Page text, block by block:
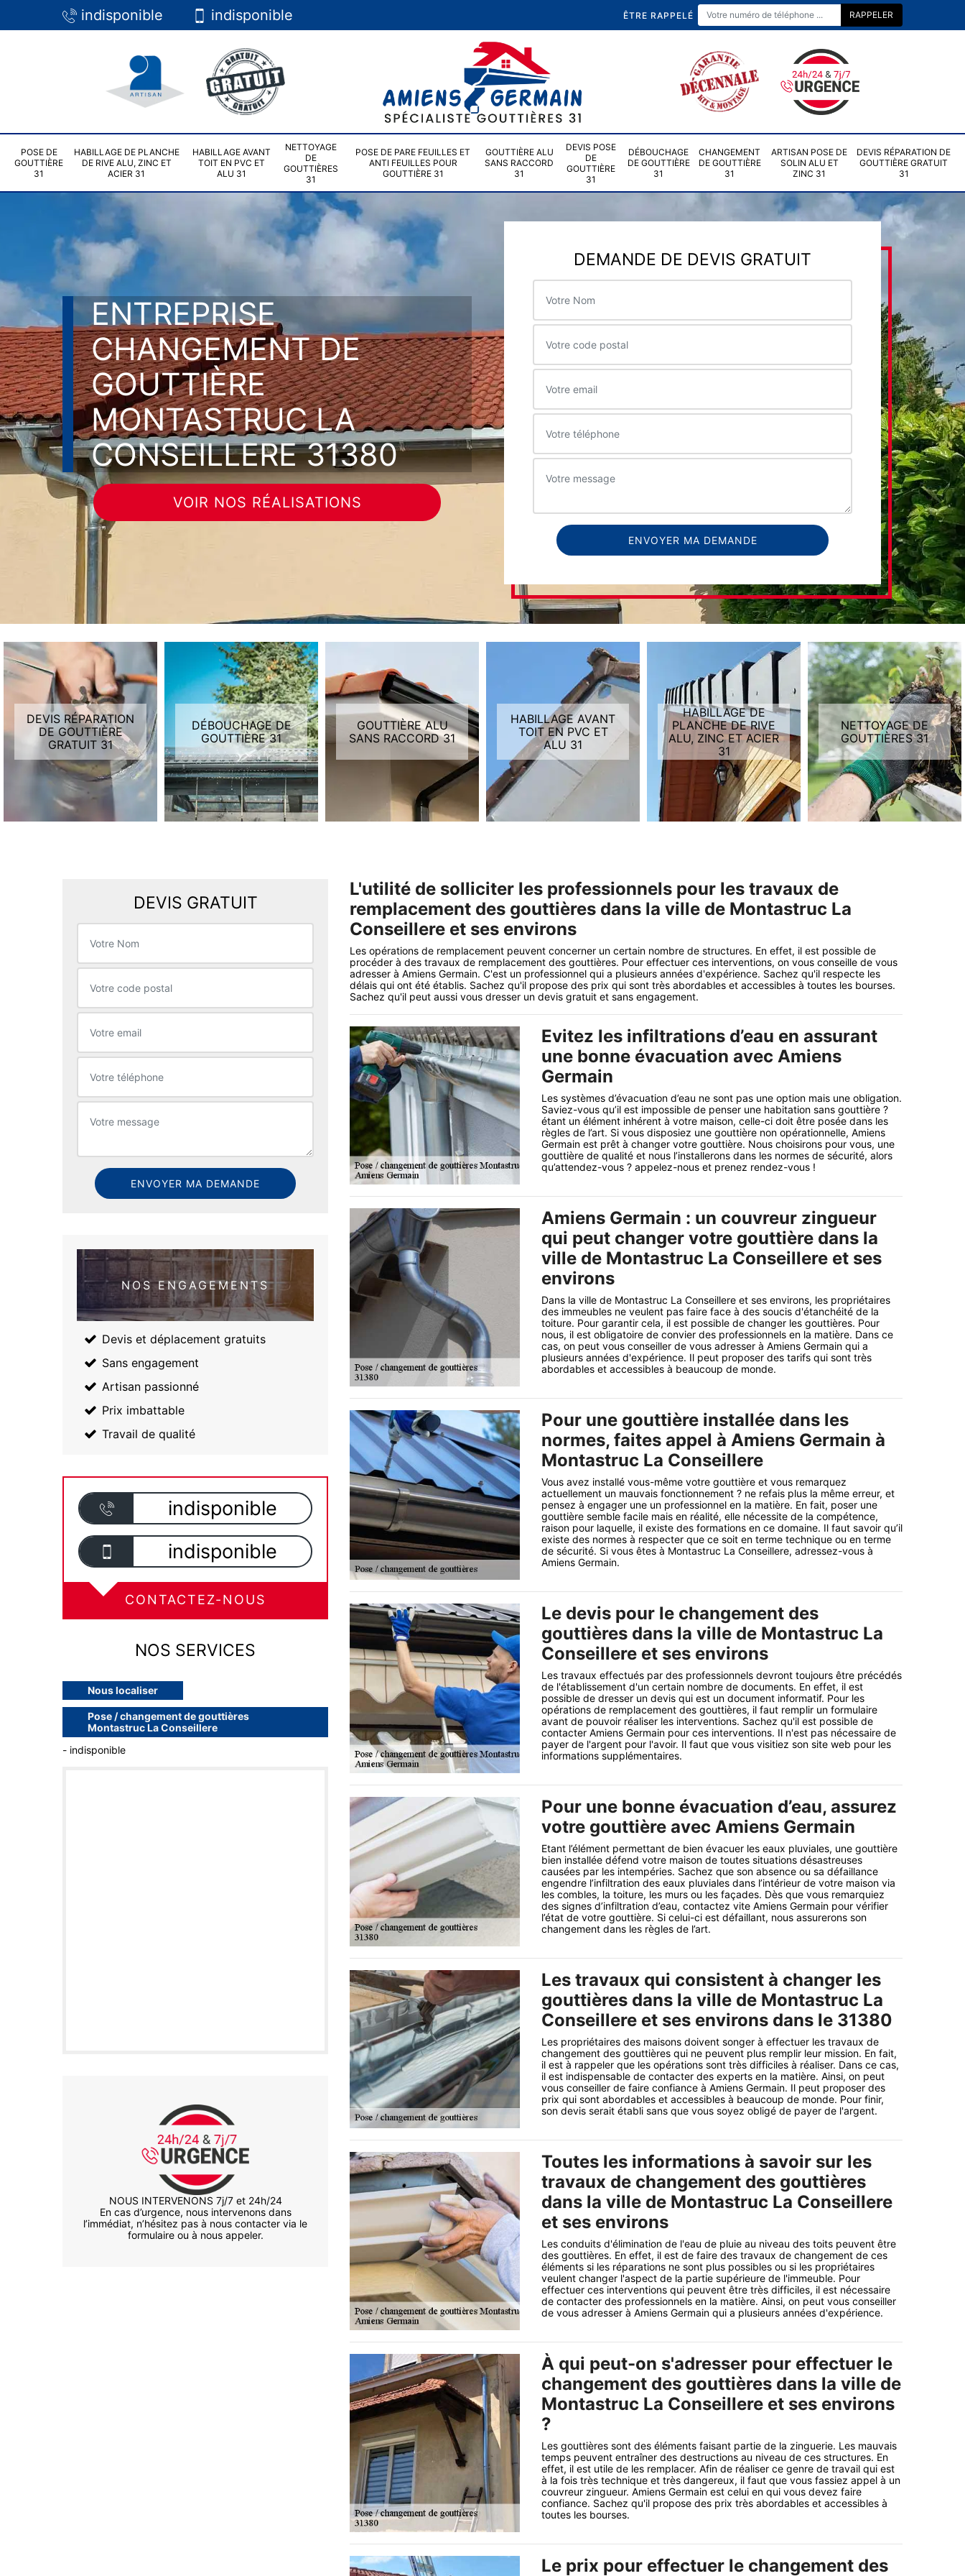
indisponible indisponible ÊTRE RAPPELÉ
POSE DE
GOUTTIÈRE
31
HABILLAGE DE PLANCHE
DE RIVE ALU, ZINC ET
ACIER 31
HABILLAGE AVANT
TOIT EN PVC ET
ALU 31
NETTOYAGE
DE
GOUTTIÈRES
31
POSE DE PARE FEUILLES ET
ANTI FEUILLES POUR
GOUTTIÈRE 31
GOUTTIÈRE ALU
SANS RACCORD
31
DEVIS POSE
DE
GOUTTIÈRE
31
DÉBOUCHAGE
DE GOUTTIÈRE
31
CHANGEMENT
DE GOUTTIÈRE
31
ARTISAN POSE DE
SOLIN ALU ET
ZINC 31
DEVIS RÉPARATION DE
GOUTTIÈRE GRATUIT
31
ENTREPRISE
CHANGEMENT DE
GOUTTIÈRE
MONTASTRUC LA
CONSEILLERE 31380
VOIR NOS RÉALISATIONS
DEMANDE DE DEVIS GRATUIT
DEVIS RÉPARATION
DE GOUTTIÈRE
GRATUIT 31
DÉBOUCHAGE DE
GOUTTIÈRE 31
GOUTTIÈRE ALU
SANS RACCORD 31
HABILLAGE AVANT
TOIT EN PVC ET
ALU 31
HABILLAGE DE
PLANCHE DE RIVE
ALU, ZINC ET ACIER
31
NETTOYAGE DE
GOUTTIÈRES 31
DEVIS GRATUIT
NOS ENGAGEMENTS
Devis et déplacement gratuits
Sans engagement
Artisan passionné
Prix imbattable
Travail de qualité
indisponible
indisponible
CONTACTEZ-NOUS
NOS SERVICES
Nous localiser
Pose / changement de gouttières
Montastruc La Conseillere
- indisponible
NOUS INTERVENONS 7j/7 et 24h/24
En cas d’urgence, nous intervenons dans
l’immédiat, n’hésitez pas à nous contacter via le
formulaire ou à nous appeler.
L'utilité de solliciter les professionnels pour les travaux de
remplacement des gouttières dans la ville de Montastruc La
Conseillere et ses environs
Les opérations de remplacement peuvent concerner un certain nombre de structures. En effet, il est possible de
procéder à des travaux de remplacement des gouttières. Pour effectuer ces interventions, on vous conseille de vous
adresser à Amiens Germain. C'est un professionnel qui a plusieurs années d'expérience. Sachez qu'il respecte les
délais qui ont été établis. Sachez qu'il propose des prix qui sont très abordables et accessibles à toutes les bourses.
Sachez qu'il peut aussi vous dresser un devis gratuit et sans engagement.
Evitez les infiltrations d’eau en assurant
une bonne évacuation avec Amiens
Germain
Les systèmes d’évacuation d’eau ne sont pas une option mais une obligation.
Saviez-vous qu’il est impossible de penser une habitation sans gouttière ?
étant un élément inhérent à votre maison, celle-ci doit être posée dans les
règles de l’art. Si vous disposiez une gouttière non opérationnelle, Amiens
Germain est prêt à changer votre gouttière. Nous choisirons pour vous, une
gouttière de qualité et nous l’installerons dans les normes de sécurité, alors
qu’attendez-vous ? appelez-nous et prenez rendez-vous !
Amiens Germain : un couvreur zingueur
qui peut changer votre gouttière dans la
ville de Montastruc La Conseillere et ses
environs
Dans la ville de Montastruc La Conseillere et ses environs, les propriétaires
des immeubles ne veulent pas faire face à des soucis d'étanchéité de la
toiture. Pour garantir cela, il est possible de changer les gouttières. Pour
nous, il est obligatoire de convier des professionnels en la matière. Dans ce
cas, on peut vous conseiller de vous adresser à Amiens Germain qui a
plusieurs années d'expérience. Il peut proposer des tarifs qui sont très
abordables et accessibles à beaucoup de monde.
Pour une gouttière installée dans les
normes, faites appel à Amiens Germain à
Montastruc La Conseillere
Vous avez installé vous-même votre gouttière et vous remarquez
actuellement un mauvais fonctionnement ? ne refais plus la même erreur, et
pensez à engager une un professionnel en la matière. En fait, poser une
gouttière semble facile mais en réalité, elle nécessite de la compétence,
raison pour laquelle, il existe des formations en ce domaine. Il faut savoir qu’il
existe des normes à respecter que ce soit en terme technique ou en terme
de sécurité. Si vous êtes à Montastruc La Conseillere, adressez-vous à
Amiens Germain.
Le devis pour le changement des
gouttières dans la ville de Montastruc La
Conseillere et ses environs
Les travaux effectués par des professionnels devront toujours être précédés
de l'établissement d'un certain nombre de documents. En effet, il est
possible de dresser un devis qui est un document informatif. Pour les
opérations de remplacement des gouttières, il faut remplir un formulaire
avant de pouvoir réaliser les interventions. Sachez qu'il est possible de
contacter Amiens Germain pour ces interventions. Il n'est pas nécessaire de
payer de l'argent pour l'avoir. Il faut que vous visitiez son site web pour les
informations supplémentaires.
Pour une bonne évacuation d’eau, assurez
votre gouttière avec Amiens Germain
Etant l’élément permettant de bien évacuer les eaux pluviales, une gouttière
bien installée défend votre maison de toutes situations désastreuses
causées par les intempéries. Sachez que son absence ou sa défaillance
engendre l’infiltration des eaux pluviales dans l’intérieur de votre maison via
les combles, la toiture, les murs ou les façades. Dès que vous remarquiez
des signes d’infiltration d’eau, contactez vite Amiens Germain pour vérifier
l’état de votre gouttière. Si celui-ci est défaillant, nous assurerons son
changement dans les règles de l’art.
Les travaux qui consistent à changer les
gouttières dans la ville de Montastruc La
Conseillere et ses environs dans le 31380
Les propriétaires des maisons doivent songer à effectuer les travaux de
changement des gouttières qui ne peuvent plus remplir leur mission. En fait,
il est à rappeler que les opérations sont très difficiles à réaliser. Dans ce cas,
il est indispensable de contacter des experts en la matière. Ainsi, on peut
vous conseiller de faire confiance à Amiens Germain. Il peut proposer des
prix qui sont abordables et accessibles à beaucoup de monde. Pour finir,
son devis serait établi sans que vous soyez obligé de payer de l'argent.
Toutes les informations à savoir sur les
travaux de changement des gouttières
dans la ville de Montastruc La Conseillere
et ses environs
Les conduits d'élimination de l'eau de pluie au niveau des toits peuvent être
des gouttières. En effet, il est de faire des travaux de changement de ces
éléments si les réparations ne sont plus possibles ou si les propriétaires
veulent changer l'aspect de la partie supérieure de l'immeuble. Pour
effectuer ces interventions qui peuvent être très difficiles, il est nécessaire
de contacter des professionnels en la matière. Ainsi, on peut vous conseiller
de vous adresser à Amiens Germain qui a plusieurs années d'expérience.
À qui peut-on s'adresser pour effectuer le
changement des gouttières dans la ville de
Montastruc La Conseillere et ses environs
?
Les gouttières sont des éléments faisant partie de la zinguerie. Les mauvais
temps peuvent entraîner des destructions au niveau de ces structures. En
effet, il est utile de les remplacer. Afin de réaliser ce genre de travail qui est
à la fois très technique et très dangereux, il faut que vous fassiez appel à un
couvreur zingueur. Amiens Germain est celui en qui vous devez faire
confiance. Sachez qu'il propose des prix très abordables et accessibles à
toutes les bourses.
Le prix pour effectuer le changement des